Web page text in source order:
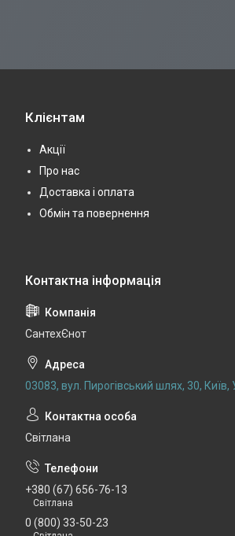
Клієнтам
Акції
Про нас
Доставка і оплата
Обмін та повернення
СантехЄнот
03083, вул. Пирогівський шлях, 30, Київ,
Світлана
+380 (67) 656-76-13
Світлана
0 (800) 33-50-23